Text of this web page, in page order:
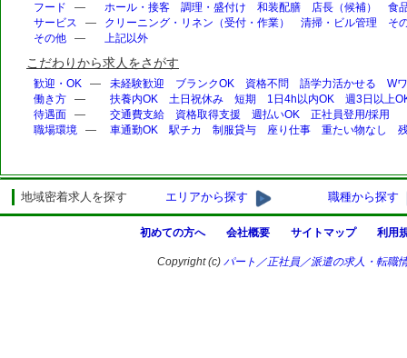
フード — ホール・接客 調理・盛付け 和装配膳 店長（候補）
食
サービス — クリーニング・リネン（受付・作業） 清掃・ビル管理
そ
その他 — 上記以外
こだわりから求人をさがす
歓迎・OK — 未経験歓迎 ブランクOK 資格不問 語学力活かせる
W
働き方 — 扶養内OK 土日祝休み 短期 1日4h以内OK
週3日以上
待遇面 — 交通費支給 資格取得支援 週払いOK
正社員登用/採用
職場環境 — 車通勤OK 駅チカ 制服貸与 座り仕事 重たい物なし
地域密着求人を探す エリアから探す 職種から探す
初めての方へ 会社概要 サイトマップ 利用
Copyright (c) パート／正社員／派遣の求人・転職